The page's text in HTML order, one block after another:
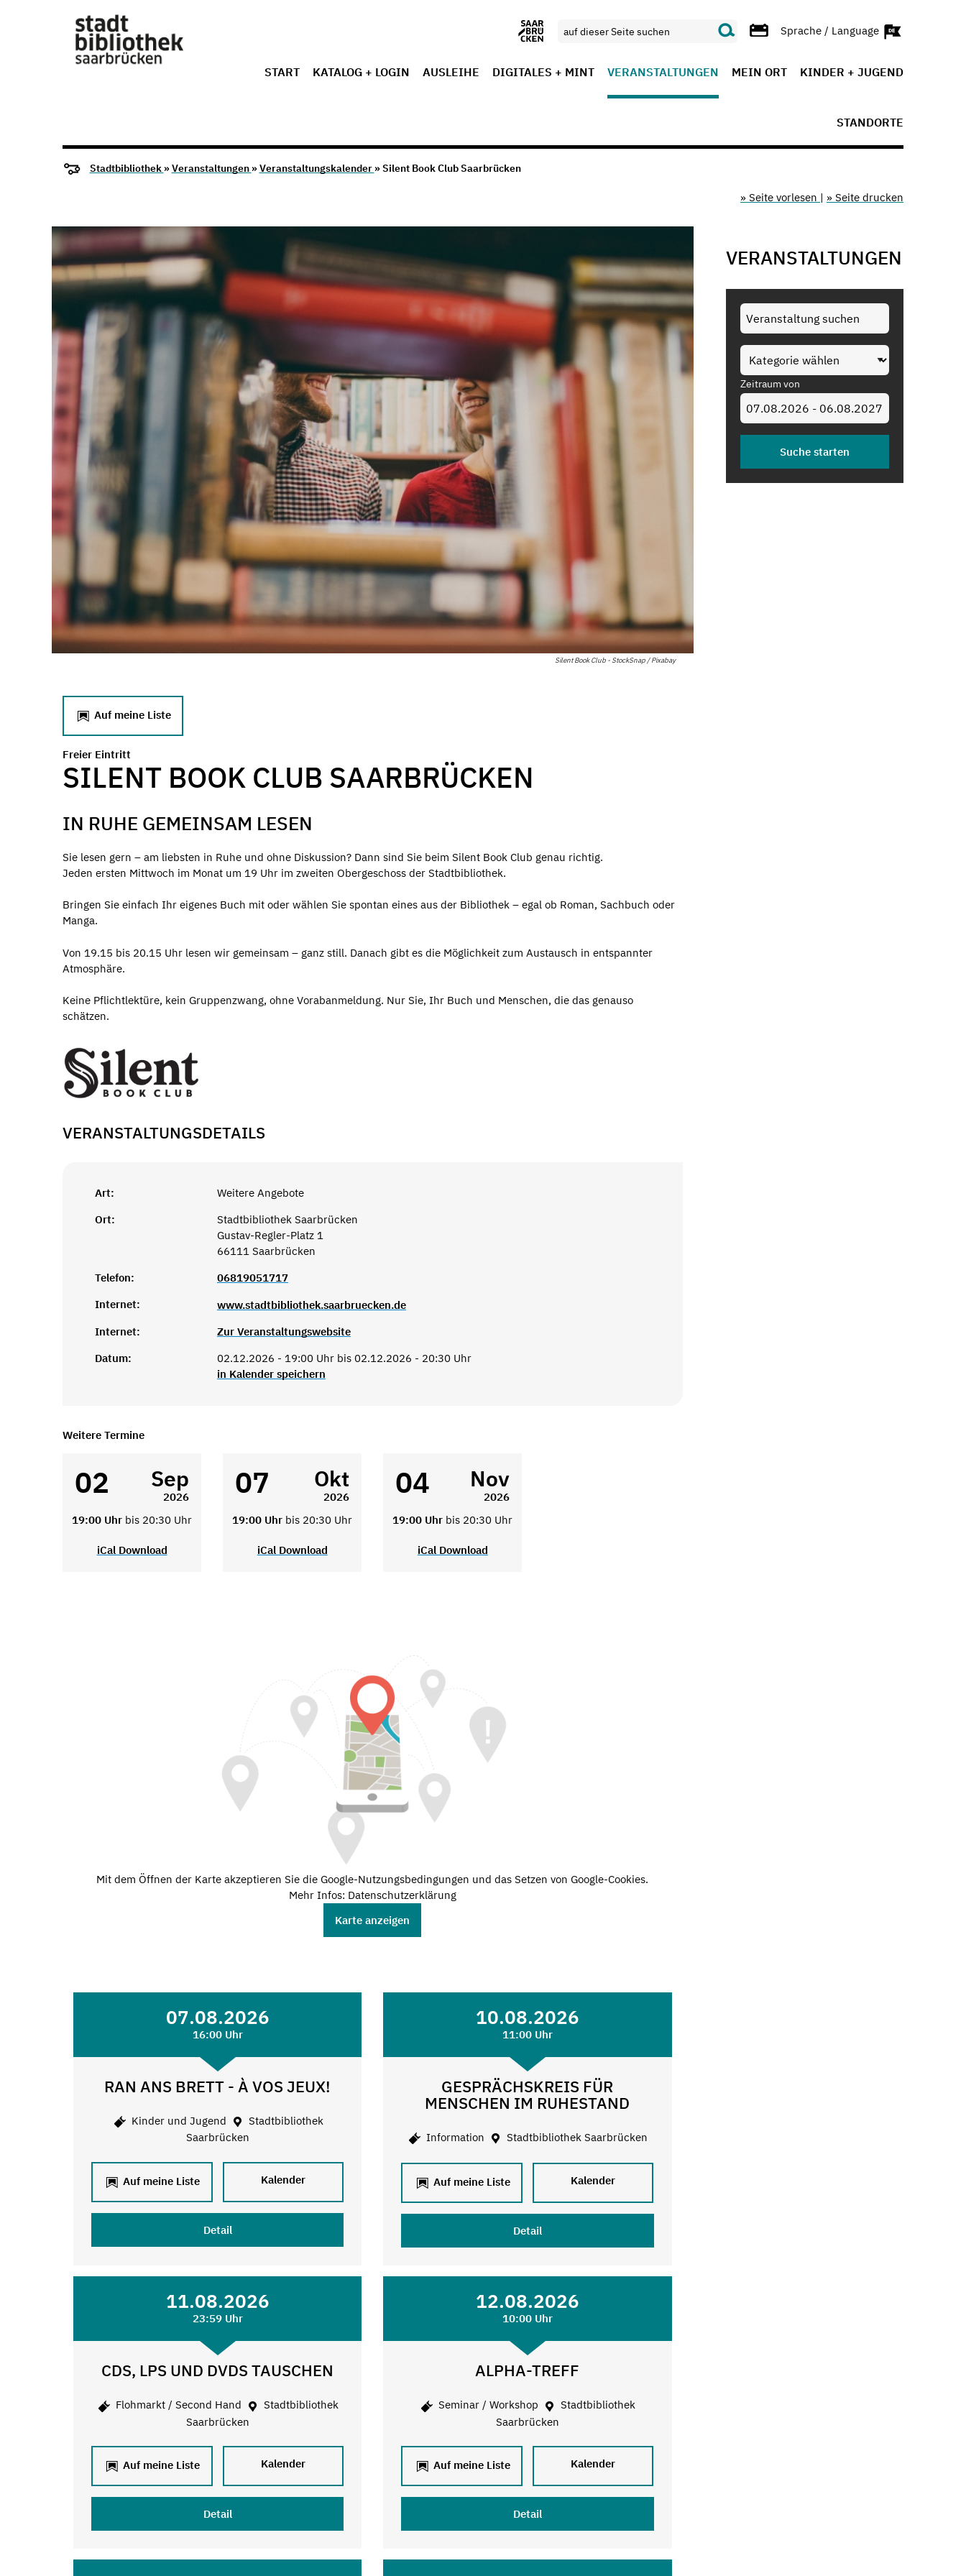
Sprache / Language
START KATALOG + LOGIN AUSLEIHE DIGITALES + MINT VERANSTALTUNGEN MEIN ORT KINDER + JUGEND
STANDORTE
Stadtbibliothek »Veranstaltungen »Veranstaltungskalender » Silent Book Club Saarbrücken
» Seite vorlesen | » Seite drucken
Silent Book Club - StockSnap / Pixabay
Auf meine Liste
Freier Eintritt
SILENT BOOK CLUB SAARBRÜCKEN
IN RUHE GEMEINSAM LESEN
Sie lesen gern – am liebsten in Ruhe und ohne Diskussion? Dann sind Sie beim Silent Book Club genau richtig.
Jeden ersten Mittwoch im Monat um 19 Uhr im zweiten Obergeschoss der Stadtbibliothek.
Bringen Sie einfach Ihr eigenes Buch mit oder wählen Sie spontan eines aus der Bibliothek – egal ob Roman, Sachbuch oder
Manga.
Von 19.15 bis 20.15 Uhr lesen wir gemeinsam – ganz still. Danach gibt es die Möglichkeit zum Austausch in entspannter
Atmosphäre.
Keine Pflichtlektüre, kein Gruppenzwang, ohne Vorabanmeldung. Nur Sie, Ihr Buch und Menschen, die das genauso
schätzen.
VERANSTALTUNGSDETAILS
Art:
Weitere Angebote
Ort:
Stadtbibliothek Saarbrücken
Gustav-Regler-Platz 1
66111 Saarbrücken
Telefon:
06819051717
Internet:
www.stadtbibliothek.saarbruecken.de
Internet:
Zur Veranstaltungswebsite
Datum:
02.12.2026 - 19:00 Uhr bis 02.12.2026 - 20:30 Uhr
in Kalender speichern
Weitere Termine
02 Sep
2026
19:00 Uhr bis 20:30 Uhr
iCal Download
07 Okt
2026
19:00 Uhr bis 20:30 Uhr
iCal Download
04 Nov
2026
19:00 Uhr bis 20:30 Uhr
iCal Download
Mit dem Öffnen der Karte akzeptieren Sie die Google-Nutzungsbedingungen und das Setzen von Google-Cookies.
Mehr Infos: Datenschutzerklärung
Karte anzeigen
07.08.2026
16:00 Uhr
RAN ANS BRETT - À VOS JEUX!
Kinder und Jugend
Stadtbibliothek
Saarbrücken
Auf meine Liste Kalender
Detail
10.08.2026
11:00 Uhr
GESPRÄCHSKREIS FÜR
MENSCHEN IM RUHESTAND
Information Stadtbibliothek Saarbrücken
Auf meine Liste Kalender
Detail
11.08.2026
23:59 Uhr
CDS, LPS UND DVDS TAUSCHEN
Flohmarkt / Second Hand
Stadtbibliothek
Saarbrücken
Auf meine Liste Kalender
Detail
12.08.2026
10:00 Uhr
ALPHA-TREFF
Seminar / Workshop
Stadtbibliothek
Saarbrücken
Auf meine Liste Kalender
Detail
VERANSTALTUNGEN
Zeitraum von